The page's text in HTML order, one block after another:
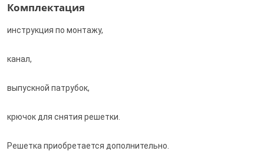
Комплектация
инструкция по монтажу,
канал,
выпускной патрубок,
крючок для снятия решетки.
Решетка приобретается дополнительно.